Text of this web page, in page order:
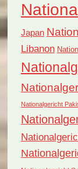
Japan
Libanon
Nationalgericht